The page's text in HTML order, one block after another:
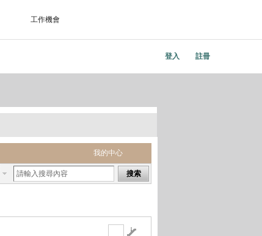
工作機會
登入 註冊
我的中心
搜索